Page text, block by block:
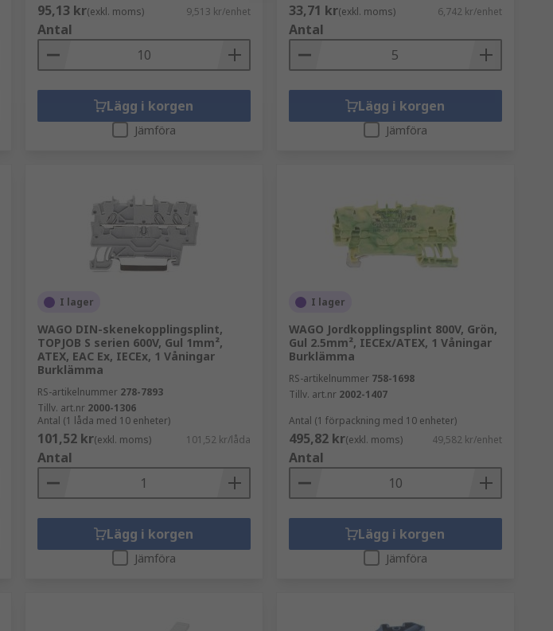
95,13 kr(exkl. moms) 9,513 kr/enhet
Antal
Lägg i korgen
Jämföra
33,71 kr(exkl. moms) 6,742 kr/enhet
Antal
Lägg i korgen
Jämföra
I lager
WAGO DIN-skenekopplingsplint,
TOPJOB S serien 600V, Gul 1mm²,
ATEX, EAC Ex, IECEx, 1 Våningar
Burklämma
RS-artikelnummer 278-7893
Tillv. art.nr 2000-1306
Antal (1 låda med 10 enheter)
101,52 kr(exkl. moms) 101,52 kr/låda
Antal
Lägg i korgen
Jämföra
I lager
WAGO Jordkopplingsplint 800V, Grön,
Gul 2.5mm², IECEx/ATEX, 1 Våningar
Burklämma
RS-artikelnummer 758-1698
Tillv. art.nr 2002-1407
Antal (1 förpackning med 10 enheter)
495,82 kr(exkl. moms) 49,582 kr/enhet
Antal
Lägg i korgen
Jämföra